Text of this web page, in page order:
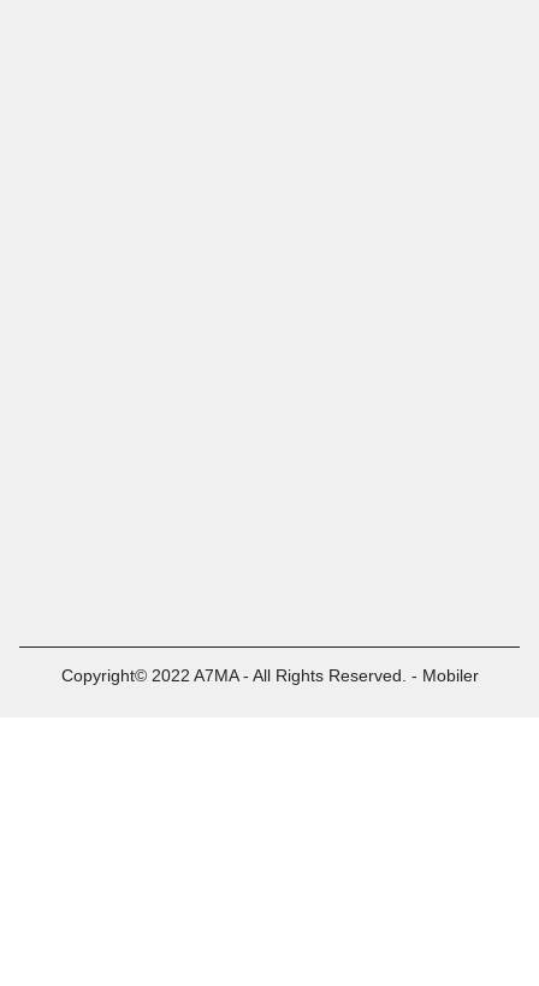
Copyright© 2022 A7MA - All Rights Reserved. - Mobiler